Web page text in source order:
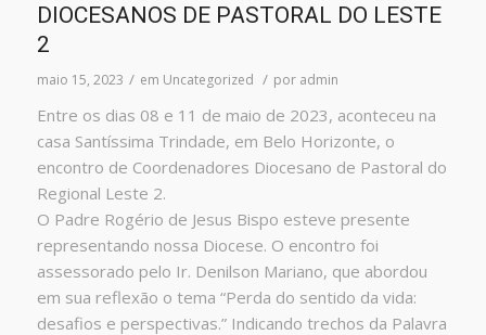
DIOCESANOS DE PASTORAL DO LESTE
2
maio 15, 2023 / em Uncategorized / por admin
Entre os dias 08 e 11 de maio de 2023, aconteceu na
casa Santíssima Trindade, em Belo Horizonte, o
encontro de Coordenadores Diocesano de Pastoral do
Regional Leste 2.
O Padre Rogério de Jesus Bispo esteve presente
representando nossa Diocese. O encontro foi
assessorado pelo Ir. Denilson Mariano, que abordou
em sua reflexão o tema “Perda do sentido da vida:
desafios e perspectivas.” Indicando trechos da Palavra